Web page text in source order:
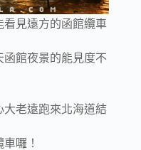
看見遠方的函館纜車
館夜景的能見度不
大老遠跑來北海道結
囉！